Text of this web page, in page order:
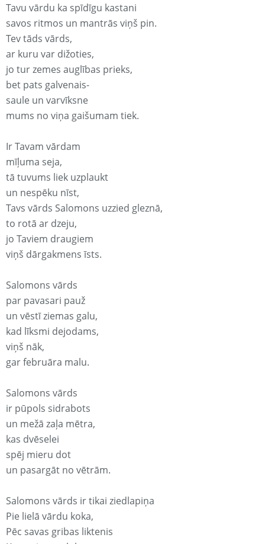
Tavu vārdu ka spīdīgu kastani
savos ritmos un mantrās viņš pin.
Tev tāds vārds,
ar kuru var dižoties,
jo tur zemes auglības prieks,
bet pats galvenais-
saule un varvīksne
mums no viņa gaišumam tiek.
Ir Tavam vārdam
mīļuma seja,
tā tuvums liek uzplaukt
un nespēku nīst,
Tavs vārds Salomons uzzied gleznā,
to rotā ar dzeju,
jo Taviem draugiem
viņš dārgakmens īsts.
Salomons vārds
par pavasari pauž
un vēstī ziemas galu,
kad līksmi dejodams,
viņš nāk,
gar februāra malu.
Salomons vārds
ir pūpols sidrabots
un mežā zaļa mētra,
kas dvēselei
spēj mieru dot
un pasargāt no vētrām.
Salomons vārds ir tikai ziedlapiņa
Pie lielā vārdu koka,
Pēc savas gribas liktenis